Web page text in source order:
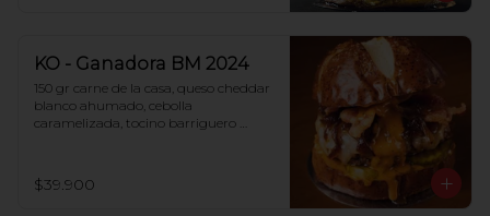
KO - Ganadora BM 2024
150 gr carne de la casa, queso cheddar
blanco ahumado, cebolla
caramelizada, tocino barriguero
Amablemente, rechazamos cualquier
sustituciones o modificación en este
$39.900